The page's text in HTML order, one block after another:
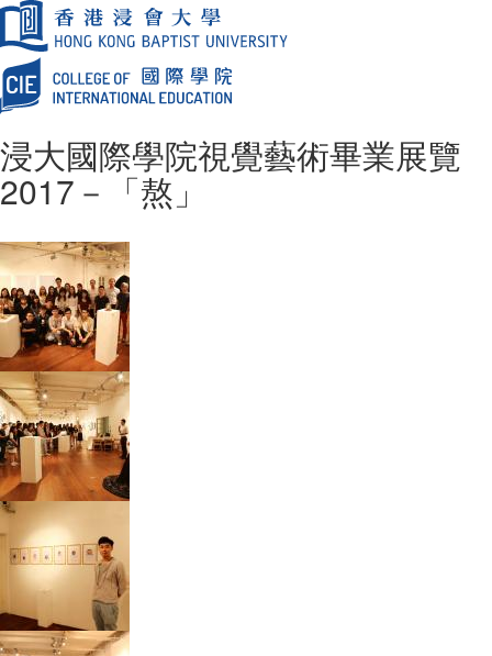
浸大國際學院視覺藝術畢業展覽
2017－「熬」